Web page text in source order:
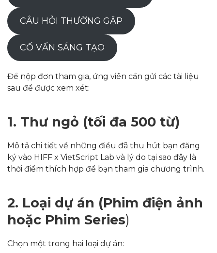
CÂU HỎI THƯỜNG GẶP
CỐ VẤN SÁNG TẠO
Để nộp đơn tham gia, ứng viên cần gửi các tài liệu
sau để được xem xét:
1. Thư ngỏ (tối đa 500 từ)
Mô tả chi tiết về những điều đã thu hút bạn đăng
ký vào HIFF x VietScript Lab và lý do tại sao đây là
thời điểm thích hợp để bạn tham gia chương trình.
2. Loại dự án (Phim điện ảnh
hoặc Phim Series)
Chọn một trong hai loại dự án: